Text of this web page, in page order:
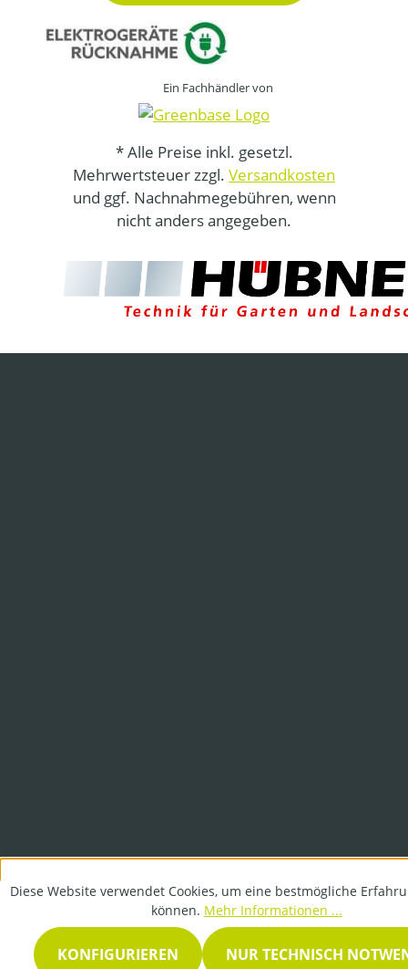
Ein Fachhändler von
* Alle Preise inkl. gesetzl.
Mehrwertsteuer zzgl. Versandkosten
und ggf. Nachnahmegebühren, wenn
nicht anders angegeben.
Diese Website verwendet Cookies, um eine bestmögliche
können. Mehr Informationen ...
NUR TECHNISCH
KONFIGURIEREN